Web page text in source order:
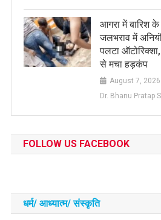
आगरा में बारिश के
जलभराव में
पलटा
से मचा हड़कंप
August 7, 2026
Dr. Bhanu Pratap
FOLLOW US FACEBOOK
धर्म/ आध्‍यात्‍म/ संस्‍कृति